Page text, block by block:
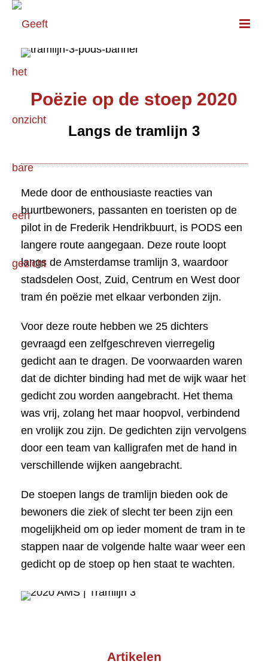
Poëzie op de stoep 2020
Langs de tramlijn 3
Mede door de enthousiaste reacties van
buurtbewoners, passanten en toeristen op de
pilot in de Frederik Hendrikbuurt, is PODS een
langere route aangegaan. Deze route loopt
langs de Amsterdamse tramlijn 3, waardoor
stadsdelen Oost, Zuid, Centrum en West door
tram én poëzie met elkaar verbonden zijn.
Voor deze route hebben we 25 dichters
gevraagd een zelfgeschreven vierregelig
gedicht aan te dragen. De voorwaarden waren
dat de dichter binding had met de wijk waar het
gedicht zou worden aangebracht. Het thema
was vrij, zolang het maar hoopvol, verbindend
en vrolijk zou zijn. De gedichten zijn vervolgens
door een team van kalligrafen met de hand in
verschillende wijken aangebracht.
De stoepen langs de tramlijn bieden ook de
bewoners die ziek of slecht ter been zijn een
mogelijkheid om op ieder moment de tram in te
stappen naar de volgende halte waar weer een
gedicht op de stoep op hen staat te wachten.
Artikelen